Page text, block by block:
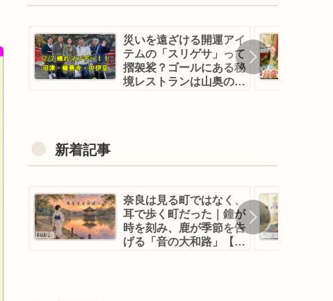
災いを遠ざける開運アイ
テムの「スリゲサ」って
摺袈裟？ゴールにある秘
境レストランは山奥の古
新着記事
奈良は見る町ではなく、
耳で歩く町だった｜鐘が
時を刻み、鹿が季節を告
げる「音の大和路」【新